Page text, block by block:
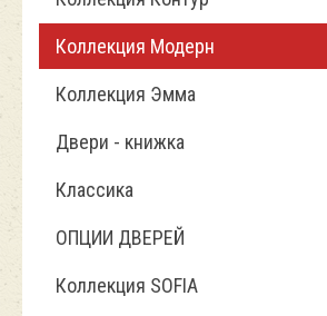
Коллекция Модерн
Коллекция Эмма
Двери - книжка
Классика
ОПЦИИ ДВЕРЕЙ
Коллекция SOFIA